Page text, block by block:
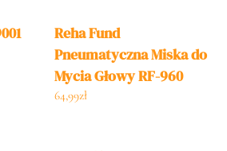
Reha Fund
Pneumatyczna Miska do
Mycia Głowy RF-960
64,99zł